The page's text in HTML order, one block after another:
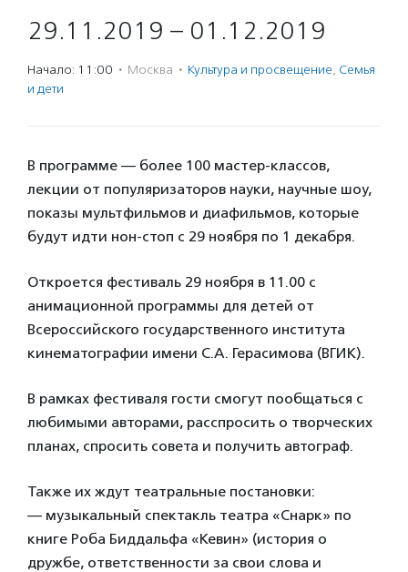
29.11.2019 – 01.12.2019
Начало: 11:00 · Москва · Культура и просвещение, Семья
и дети
В программе — более 100 мастер-классов,
лекции от популяризаторов науки, научные шоу,
показы мультфильмов и диафильмов, которые
будут идти нон-стоп с 29 ноября по 1 декабря.
Откроется фестиваль 29 ноября в 11.00 с
анимационной программы для детей от
Всероссийского государственного института
кинематографии имени С.А. Герасимова (ВГИК).
В рамках фестиваля гости смогут пообщаться с
любимыми авторами, расспросить о творческих
планах, спросить совета и получить автограф.
Также их ждут театральные постановки:
— музыкальный спектакль театра «Снарк» по
книге Роба Биддальфа «Кевин» (история о
дружбе, ответственности за свои слова и